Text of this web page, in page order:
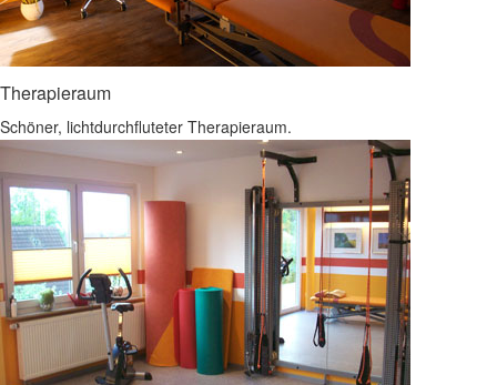
Therapieraum
Schöner, lichtdurchfluteter Therapieraum.